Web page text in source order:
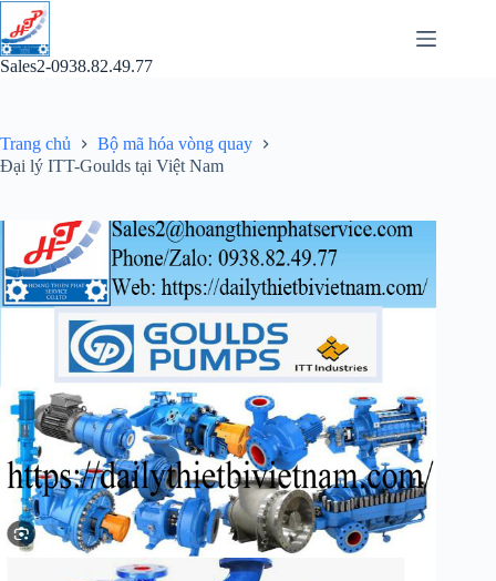
Chuyển
đến
phần
nội
Sales2-0938.82.49.77
Trang chủ
Bộ mã hóa vòng quay
Đại lý ITT-Goulds tại Việt Nam